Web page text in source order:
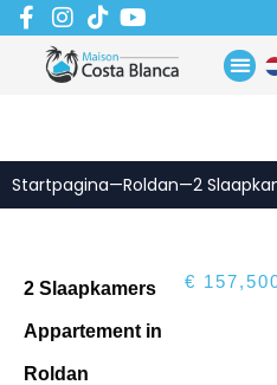
Zum
Inhalt
springen
Startpagina—Roldan—2
2 Slaapkamers
Appartement in
Roldan
€